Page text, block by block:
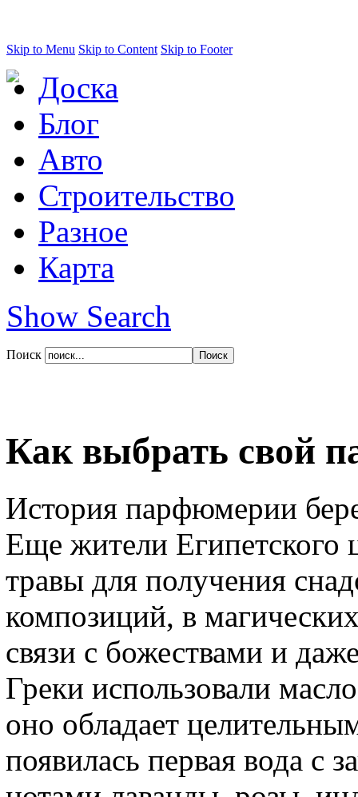
Skip to Menu Skip to Content Skip to Footer
Доска
Блог
Авто
Строительство
Разное
Карта
Show Search
Поиск
Как выбрать свой
История парфюмерии
Еще жители Египетского
травы для получения
композиций, в
связи с божествами и
Греки использовали
оно обладает
появилась первая вода с